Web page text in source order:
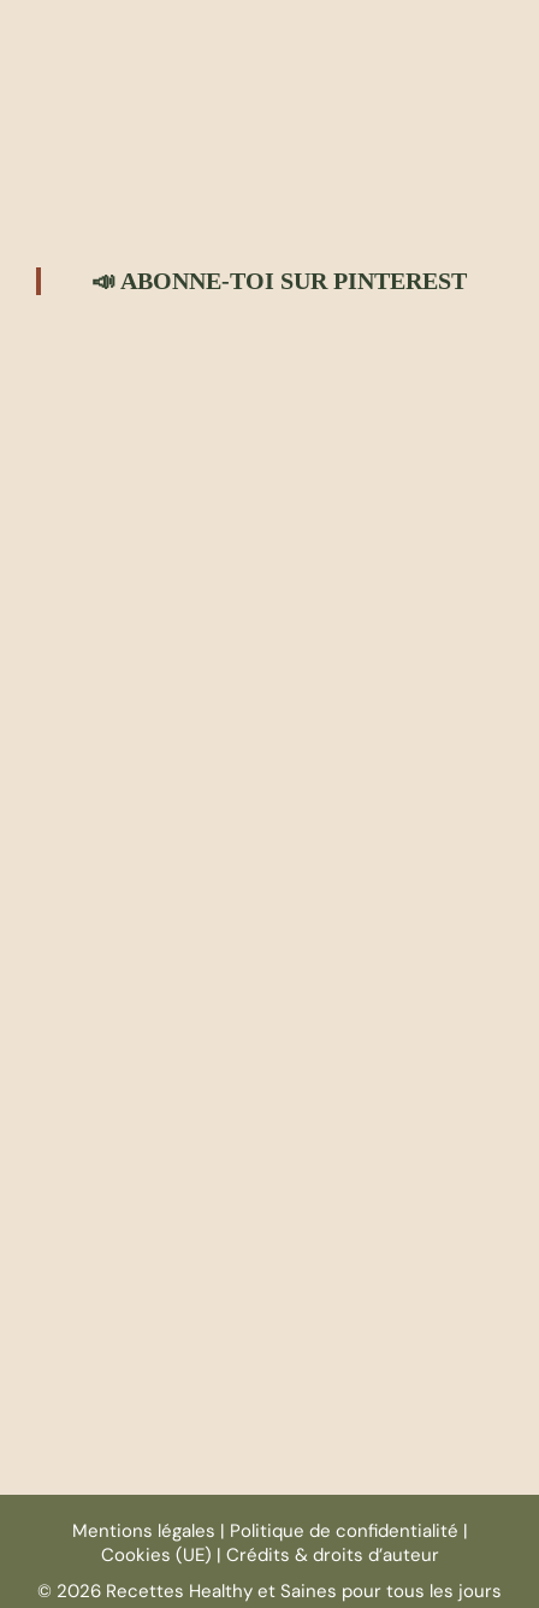
📣 ABONNE-TOI SUR PINTEREST
Mentions légales | Politique de confidentialité |
Cookies (UE) | Crédits & droits d’auteur
© 2026 Recettes Healthy et Saines pour tous les jours